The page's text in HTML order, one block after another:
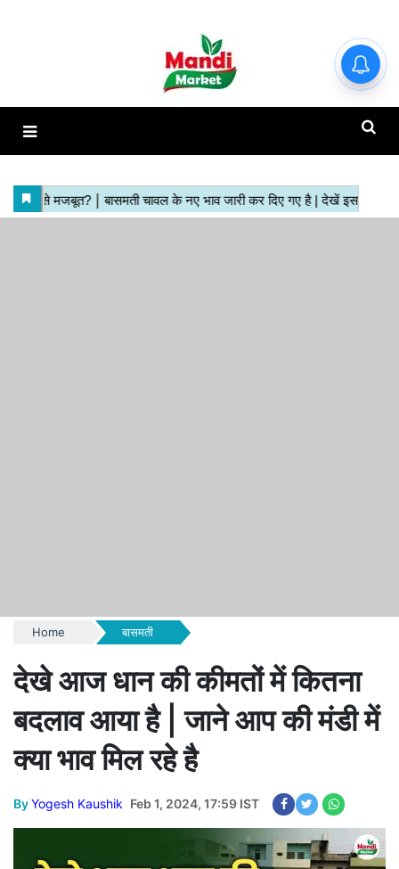
Home बासमती
देखे आज धान की कीमतों में कितना
बदलाव आया है | जाने आप की मंडी में
क्या भाव मिल रहे है
ByYogesh Kaushik Feb 1, 2024, 17:59 IST